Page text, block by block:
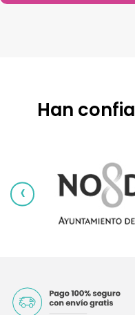
Han
‹